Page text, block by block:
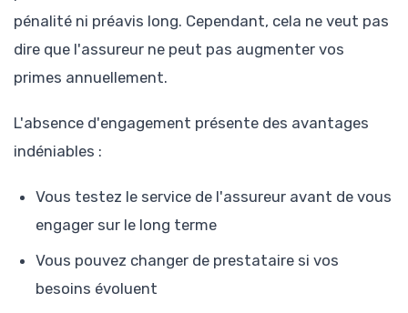
pénalité ni préavis long. Cependant, cela ne veut pas
dire que l'assureur ne peut pas augmenter vos
primes annuellement.
L'absence d'engagement présente des avantages
indéniables :
Vous testez le service de l'assureur avant de vous
engager sur le long terme
Vous pouvez changer de prestataire si vos
besoins évoluent